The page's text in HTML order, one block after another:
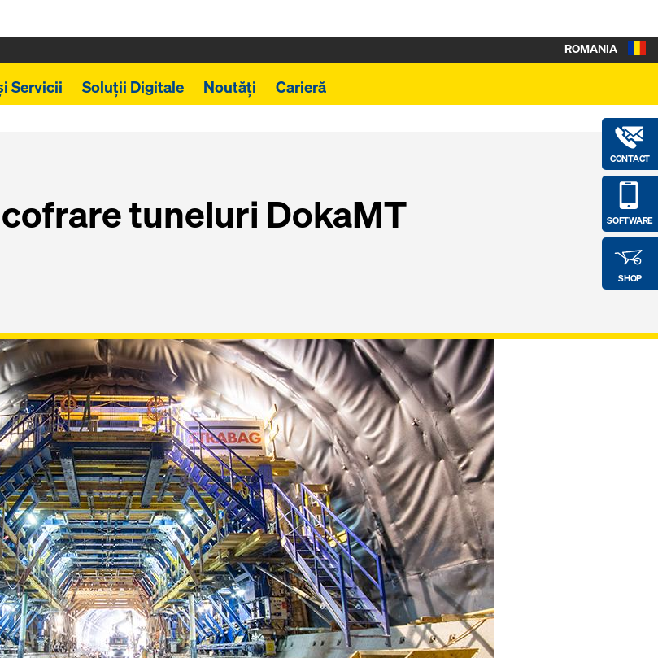
Servicii Soluții Digitale Noutăți Carieră
CONTACT
SOFTWARE
SHOP
ROMANIA
tuneluri DokaMT